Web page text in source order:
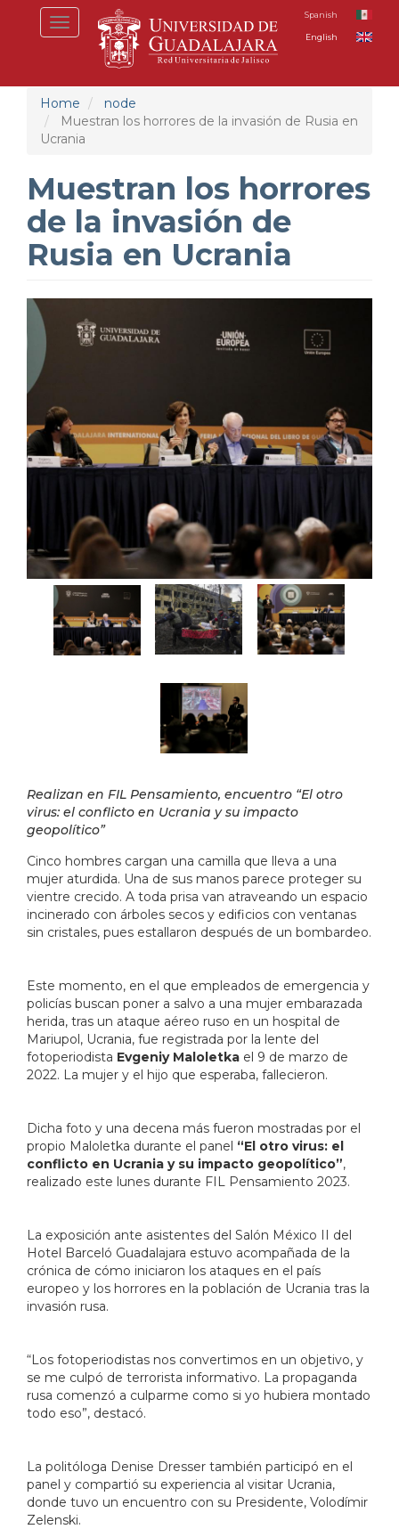
Toggle
navigation
Spanish
English
Home
node
Muestran los horrores de la invasión de Rusia en
Ucrania
Muestran los horrores
de la invasión de
Rusia en Ucrania
Realizan en FIL Pensamiento, encuentro “El otro
virus: el conflicto en Ucrania y su impacto
geopolítico”
Cinco hombres cargan una camilla que lleva a una
mujer aturdida. Una de sus manos parece proteger su
vientre crecido. A toda prisa van atraveando un espacio
incinerado con árboles secos y edificios con ventanas
sin cristales, pues estallaron después de un bombardeo.
Este momento, en el que empleados de emergencia y
policías buscan poner a salvo a una mujer embarazada
herida, tras un ataque aéreo ruso en un hospital de
Mariupol, Ucrania, fue registrada por la lente del
fotoperiodista Evgeniy Maloletka el 9 de marzo de
2022. La mujer y el hijo que esperaba, fallecieron.
Dicha foto y una decena más fueron mostradas por el
propio Maloletka durante el panel “El otro virus: el
conflicto en Ucrania y su impacto geopolítico”,
realizado este lunes durante FIL Pensamiento 2023.
La exposición ante asistentes del Salón México II del
Hotel Barceló Guadalajara estuvo acompañada de la
crónica de cómo iniciaron los ataques en el país
europeo y los horrores en la población de Ucrania tras la
invasión rusa.
“Los fotoperiodistas nos convertimos en un objetivo, y
se me culpó de terrorista informativo. La propaganda
rusa comenzó a culparme como si yo hubiera montado
todo eso”, destacó.
La politóloga Denise Dresser también participó en el
panel y compartió su experiencia al visitar Ucrania,
donde tuvo un encuentro con su Presidente, Volodímir
Zelenski.